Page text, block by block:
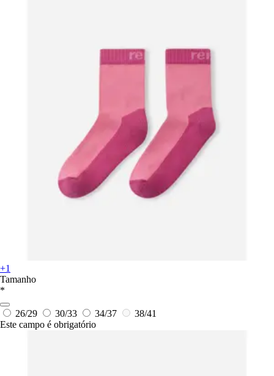
+1
Tamanho
*
26/29 30/33 34/37
38/41
Este campo é obrigatório